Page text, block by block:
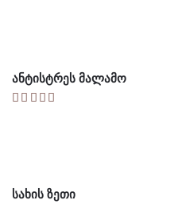
ᲐᲜᲢᲘᲡᲢᲠᲔᲡ ᲛᲐᲚᲐᲛᲝ
ᲡᲐᲮᲘᲡ ᲖᲔᲗᲘ